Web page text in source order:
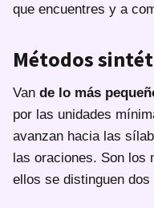
que encuentres y a
Métodos
Van de lo más
por las unidades
avanzan hacia las
las oraciones. Son los
ellos se distinguen dos